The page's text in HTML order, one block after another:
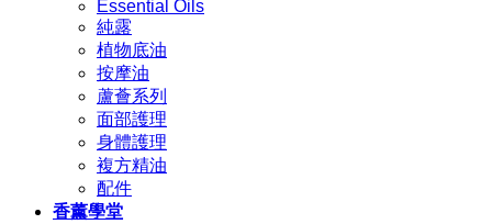
Essential Oils
純露
植物底油
按摩油
蘆薈系列
面部護理
身體護理
複方精油
配件
香薰學堂